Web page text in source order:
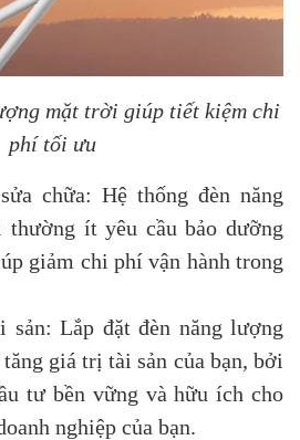
mặt trời giúp tiết kiệm chi
phí tối ưu
chữa: Hệ thống đèn năng
ít yêu cầu bảo dưỡng
giảm chi phí vận hành trong
sản: Lắp đặt đèn năng lượng
giá trị tài sản của bạn, bởi
tư bền vững và hữu ích cho
nghiệp của bạn.